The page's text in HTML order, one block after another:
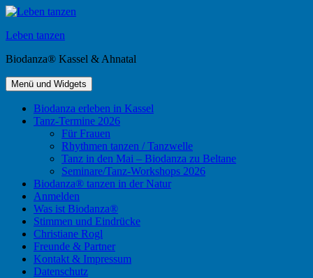
Zum
springen
Leben tanzen
Biodanza® Kassel & Ahnatal
Menü und Widgets
Biodanza erleben in Kassel
Tanz-Termine 2026
Für Frauen
Rhythmen tanzen / Tanzwelle
Tanz in den Mai – Biodanza zu Beltane
Seminare/Tanz-Workshops 2026
Biodanza® tanzen in der Natur
Anmelden
Was ist Biodanza®
Stimmen und Eindrücke
Christiane Rogl
Freunde & Partner
Kontakt & Impressum
Datenschutz